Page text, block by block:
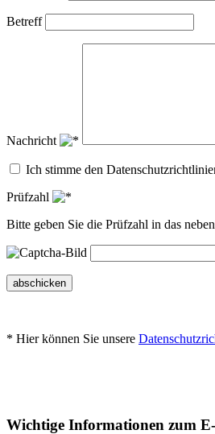
Betreff
Nachricht
Ich stimme den
Prüfzahl
Bitte geben Sie die Prüfzahl in das
abschicken
* Hier können Sie unsere
Wichtige Informationen zum